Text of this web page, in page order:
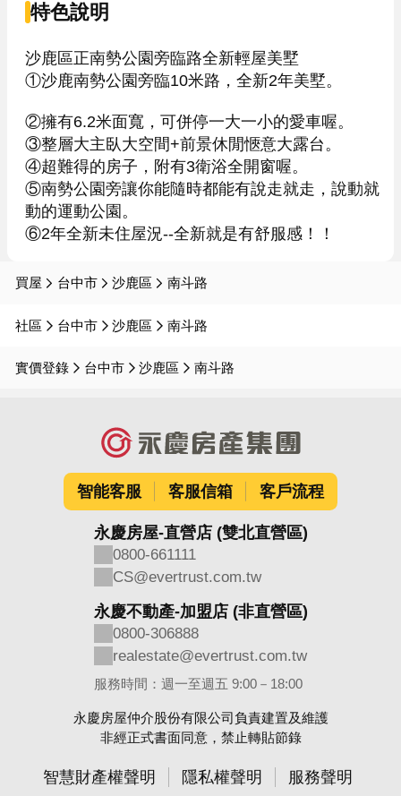
特色說明
沙鹿區正南勢公園旁臨路全新輕屋美墅
①沙鹿南勢公園旁臨10米路，全新2年美墅。
②擁有6.2米面寬，可併停一大一小的愛車喔。
③整層大主臥大空間+前景休閒愜意大露台。
④超難得的房子，附有3衛浴全開窗喔。
⑤南勢公園旁讓你能隨時都能有說走就走，說動就
動的運動公園。
⑥2年全新未住屋況--全新就是有舒服感！！
買屋 台中市 沙鹿區 南斗路
社區 台中市 沙鹿區 南斗路
實價登錄 台中市 沙鹿區 南斗路
智能客服 客服信箱 客戶流程
永慶房屋-直營店 (雙北直營區)
0800-661111
CS@evertrust.com.tw
永慶不動產-加盟店 (非直營區)
0800-306888
realestate@evertrust.com.tw
服務時間：週一至週五 9:00－18:00
永慶房屋仲介股份有限公司負責建置及維護
非經正式書面同意，禁止轉貼節錄
智慧財產權聲明 隱私權聲明 服務聲明